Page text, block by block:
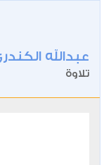
عبدالله
تلاوة